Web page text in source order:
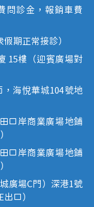
問診金，報銷車費
期正常接診）
15樓（迎賓廣場對
海悅華城104號地
口岸商業廣場地鋪
口岸商業廣場地鋪
廣場C門）深港1號
口）